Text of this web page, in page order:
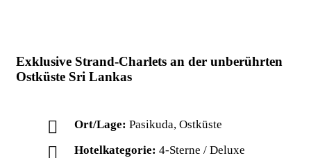
Exklusive Strand-Charlets an der unberührten
Ostküste Sri Lankas
Ort/Lage: Pasikuda, Ostküste
Hotelkategorie: 4-Sterne / Deluxe